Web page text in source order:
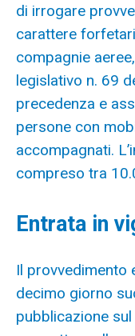
di irrogare
carattere
compagnie
legislativo n. 69
precedenza e
persone con
accompagnati.
compreso tra
Entrata in
Il provvedimento
decimo giorno
pubblicazione sul